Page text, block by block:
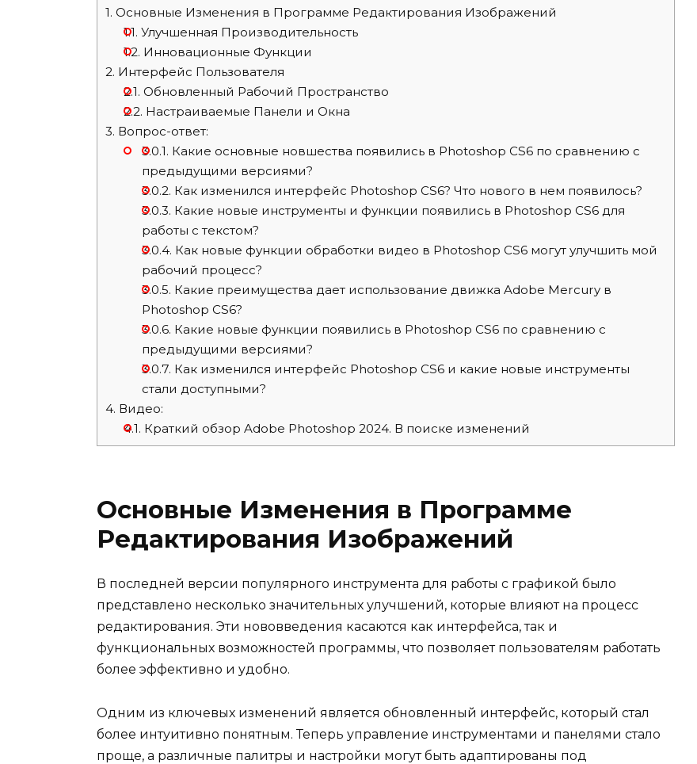
1. Основные Изменения в Программе Редактирования Изображений
1.1. Улучшенная Производительность
1.2. Инновационные Функции
2. Интерфейс Пользователя
2.1. Обновленный Рабочий Пространство
2.2. Настраиваемые Панели и Окна
3. Вопрос-ответ:
3.0.1. Какие основные новшества появились в Photoshop CS6 по сравнению с
предыдущими версиями?
3.0.2. Как изменился интерфейс Photoshop CS6? Что нового в нем появилось?
3.0.3. Какие новые инструменты и функции появились в Photoshop CS6 для
работы с текстом?
3.0.4. Как новые функции обработки видео в Photoshop CS6 могут улучшить мой
рабочий процесс?
3.0.5. Какие преимущества дает использование движка Adobe Mercury в
Photoshop CS6?
3.0.6. Какие новые функции появились в Photoshop CS6 по сравнению с
предыдущими версиями?
3.0.7. Как изменился интерфейс Photoshop CS6 и какие новые инструменты
стали доступными?
4. Видео:
4.1. Краткий обзор Adobe Photoshop 2024. В поиске изменений
Основные Изменения в Программе
Редактирования Изображений
В последней версии популярного инструмента для работы с графикой было
представлено несколько значительных улучшений, которые влияют на процесс
редактирования. Эти нововведения касаются как интерфейса, так и
функциональных возможностей программы, что позволяет пользователям работать
более эффективно и удобно.
Одним из ключевых изменений является обновленный интерфейс, который стал
более интуитивно понятным. Теперь управление инструментами и панелями стало
проще, а различные палитры и настройки могут быть адаптированы под